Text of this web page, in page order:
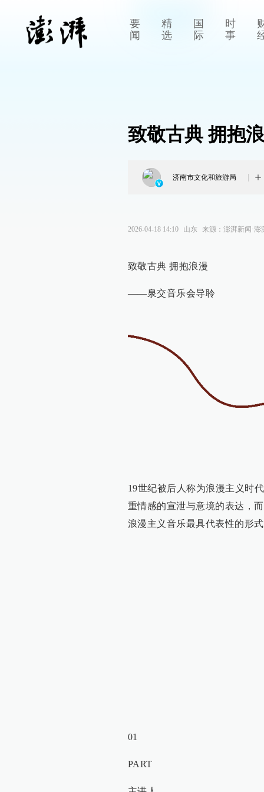
要
闻
精
选
国
际
时
事
致敬古典 拥抱
济南市文化和旅游局
2026-04-18 14:10 山东 来源： 澎湃新闻·澎
致敬古典 拥抱浪漫
——泉交音乐会导聆
19世纪被后人称为浪漫主义时
重情感的宣泄与意境的表达，
浪漫主义音乐最具代表性的形
01
PART